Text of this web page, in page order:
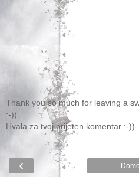
Thank you so much for leaving a
:-))
Hvala za tvoj prijeten komentar :-))
‹